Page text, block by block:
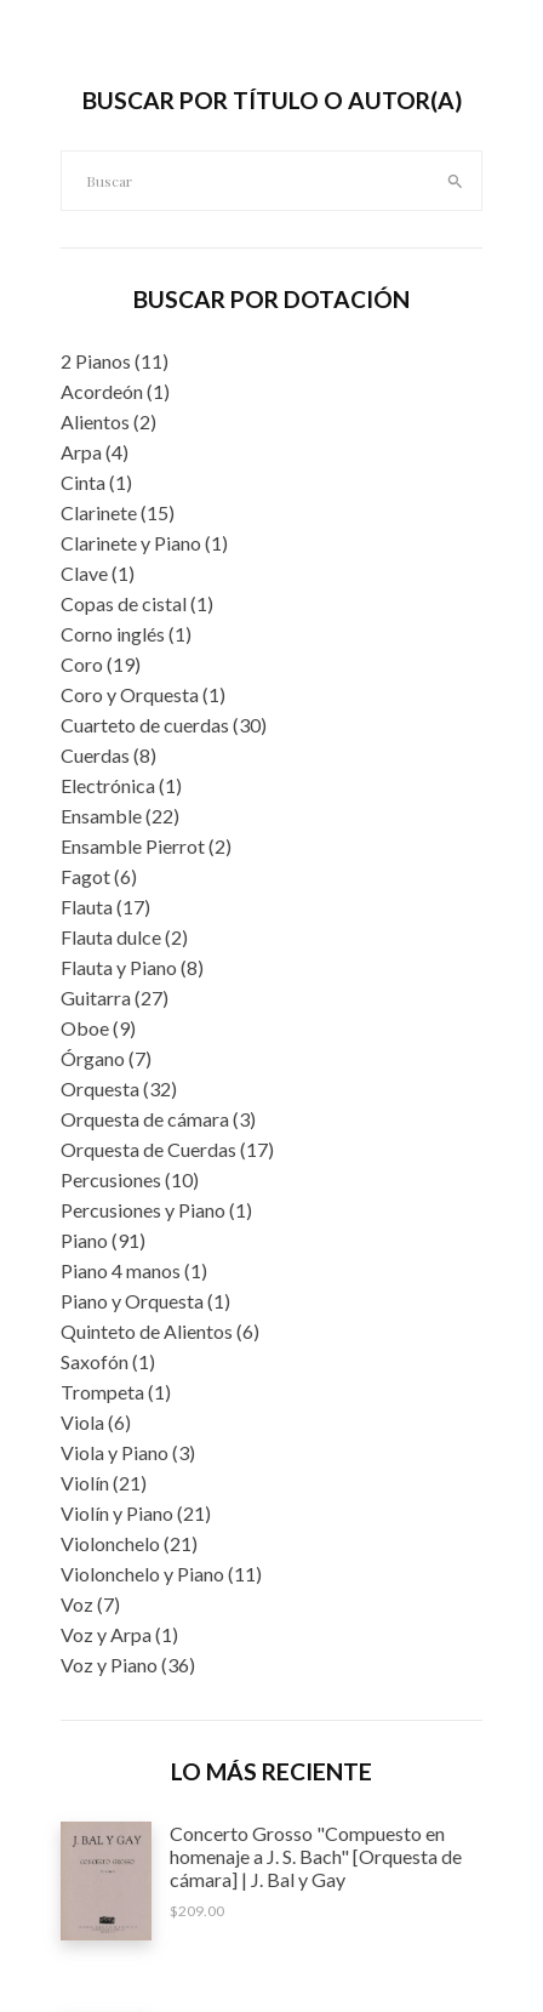
BUSCAR POR TÍTULO O AUTOR(A)
BUSCAR POR DOTACIÓN
2 Pianos (11)
Acordeón(1)
Alientos (2)
Arpa(4)
Cinta(1)
Clarinete(15)
Clarinete y Piano (1)
Clave(1)
Copas de cistal(1)
Corno inglés (1)
Coro (19)
Coro y Orquesta(1)
Cuarteto de cuerdas (30)
Cuerdas (8)
Electrónica(1)
Ensamble(22)
Ensamble Pierrot(2)
Fagot(6)
Flauta(17)
Flauta dulce(2)
Flauta y Piano (8)
Guitarra(27)
Oboe(9)
Órgano (7)
Orquesta(32)
Orquesta de cámara(3)
Orquesta de Cuerdas (17)
Percusiones (10)
Percusiones y Piano (1)
Piano (91)
Piano 4 manos (1)
Piano y Orquesta(1)
Quinteto de Alientos (6)
Saxofón(1)
Trompeta(1)
Viola(6)
Viola y Piano (3)
Violín(21)
Violín y Piano (21)
Violonchelo (21)
Violonchelo y Piano (11)
Voz(7)
Voz y Arpa(1)
Voz y Piano (36)
LO MÁS RECIENTE
Concerto Grosso "Compuesto en
homenaje a J. S. Bach" [Orquesta de
cámara] | J. Bal y Gay
$209.00